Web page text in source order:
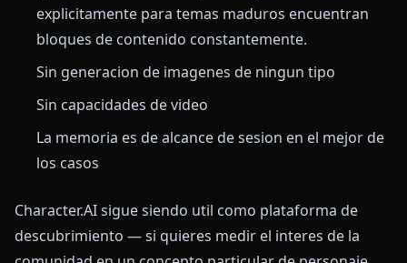
explicitamente para temas maduros encuentran
bloques de contenido constantemente.
Sin generacion de imagenes de ningun tipo
Sin capacidades de video
La memoria es de alcance de sesion en el mejor de
los casos
Character.AI sigue siendo util como plataforma de
descubrimiento — si quieres medir el interes de la